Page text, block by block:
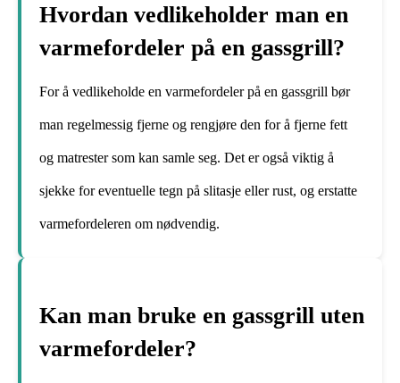
Hvordan vedlikeholder man en
varmefordeler på en gassgrill?
For å vedlikeholde en varmefordeler på en gassgrill bør
man regelmessig fjerne og rengjøre den for å fjerne fett
og matrester som kan samle seg. Det er også viktig å
sjekke for eventuelle tegn på slitasje eller rust, og erstatte
varmefordeleren om nødvendig.
Kan man bruke en gassgrill uten
varmefordeler?